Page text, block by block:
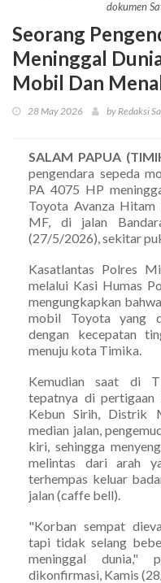
dokumen
Seorang
Meninggal
Mobil Dan
28 May 2026 by Redaksi
SALAM PAPUA
pengendara sepeda
PA 4075 HP
Toyota Avanza
MF, di jalan
(27/5/2026), sekitar
Kasatlantas Polres
melalui Kasi Humas
mengungkapkan
mobil Toyota yang
dengan kecepatan
menuju kota Timika.
Kemudian saat di
tepatnya di pertigaan
Kebun Sirih, Distrik
median jalan,
kiri, sehingga
melintas dari arah
terhempas keluar
jalan (caffe bell).
"Korban sempat
tapi tidak selang
meninggal dunia,"
dikonfirmasi, Kamis